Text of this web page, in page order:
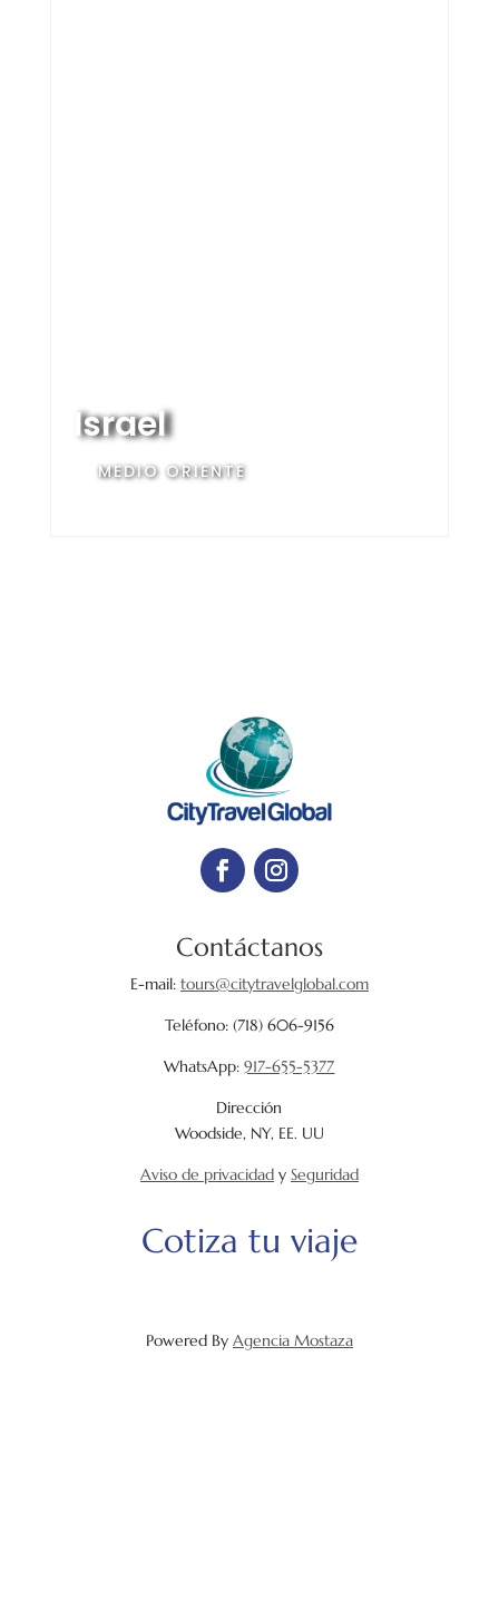
Israel
MEDIO ORIENTE
Contáctanos
E-mail: tours@citytravelglobal.com
Teléfono: (718) 606-9156
WhatsApp:917-655-5377
Dirección
Woodside, NY, EE. UU
Aviso de privacidady Seguridad
Cotiza tu viaje
Powered By Agencia Mostaza